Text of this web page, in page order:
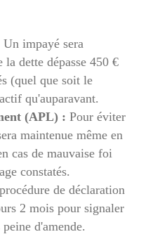
Un impayé sera
dette dépasse 450 €
(quel que soit le
qu'auparavant.
(APL) :Pour éviter
maintenue même en
cas de mauvaise foi
constatés.
de déclaration
2 mois pour signaler
d'amende.